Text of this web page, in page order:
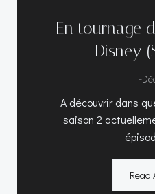
En tournage
Disney
-
A découvrir dans
saison 2
Read